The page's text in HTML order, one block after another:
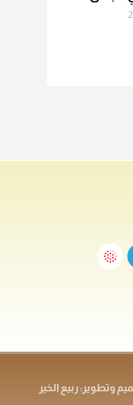
وتطوير: ربيع الخير